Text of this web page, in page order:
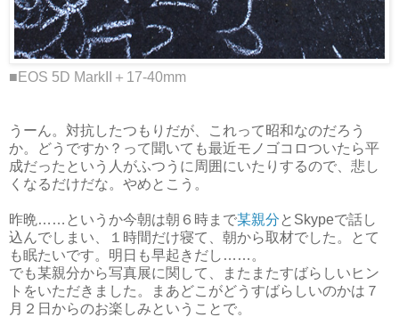
■EOS 5D MarkII＋17-40mm
うーん。対抗したつもりだが、これって昭和なのだろう
か。どうですか？って聞いても最近モノゴコロついたら平
成だったという人がふつうに周囲にいたりするので、悲し
くなるだけだな。やめとこう。
昨晩……というか今朝は朝６時まで某親分 とSkypeで話し
込んでしまい、１時間だけ寝て、朝から取材でした。とて
も眠たいです。明日も早起きだし……。
でも某親分から写真展に関して、またまたすばらしいヒン
トをいただきました。まあどこがどうすばらしいのかは７
月２日からのお楽しみということで。